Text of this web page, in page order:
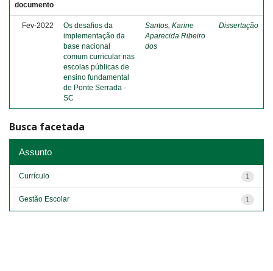
documento
Fev-2022
Os desafios da
implementação da
base nacional
comum curricular nas
escolas públicas de
ensino fundamental
de Ponte Serrada -
SC
Santos, Karine
Aparecida Ribeiro
dos
Dissertação
Busca facetada
Assunto
1
Currículo
1
Gestão Escolar